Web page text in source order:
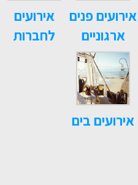
אירועים פנים
ארגוניים
אירועים
לחברות
אירועים בים